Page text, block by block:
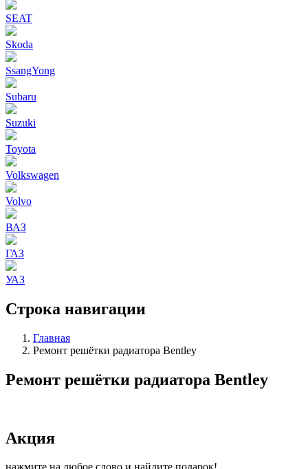
SEAT
Skoda
SsangYong
Subaru
Suzuki
Toyota
Volkswagen
Volvo
ВАЗ
ГАЗ
УАЗ
Строка навигации
Главная
Ремонт решётки радиатора Bentley
Ремонт решётки радиатора Bentley
Акция